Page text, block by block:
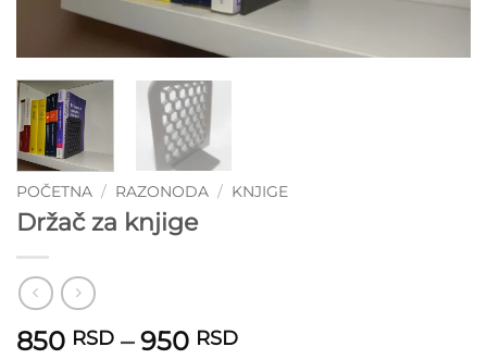
POČETNA / RAZONODA / KNJIGE
Držač za knjige
850 RSD – 950 RSDRaspon